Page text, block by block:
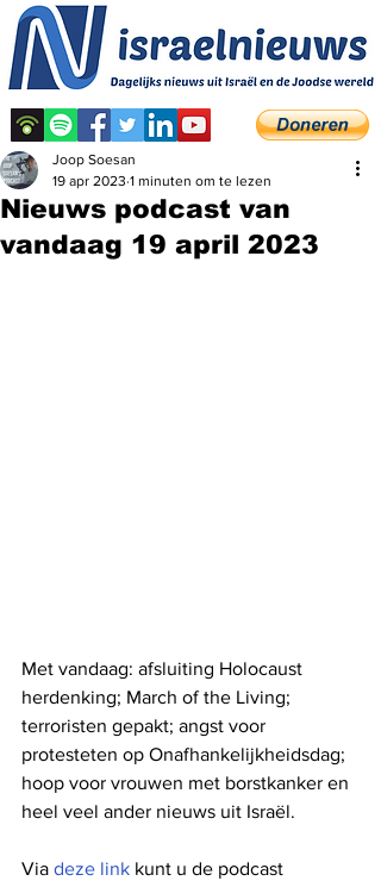
Nieuws podcast van
vandaag 19 april 2023
Joop Soesan
19 apr 2023 1 minuten om te lezen
Met vandaag: afsluiting Holocaust
herdenking; March of the Living;
terroristen gepakt; angst voor
protesteten op Onafhankelijkheidsdag;
hoop voor vrouwen met borstkanker en
heel veel ander nieuws uit Israël.
Via deze link kunt u de podcast